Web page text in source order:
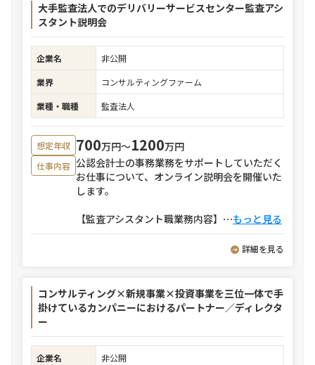
大手監査法人でのデリバリーサービスセンター監査アシ
スタント説明会
企業名
非公開
業界
コンサルティングファーム
業種・職種
監査法人
想定年収 700万円〜1200万円
仕事内容 公認会計士の事務業務をサポートしていただく
お仕事について、オンライン説明会を開催いた
します。
【監査アシスタント職業務内容】 ⋯もっと見る
詳細を見る
コンサルティング×新規事業×投資事業を三位一体で手
掛けているカンパニーにおけるパートナー／ディレクタ
ー
企業名
非公開